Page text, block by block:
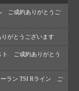
ご成約ありがとうご
がとうございます
ト ご成約ありがとう
ラン TSI Rライン ご